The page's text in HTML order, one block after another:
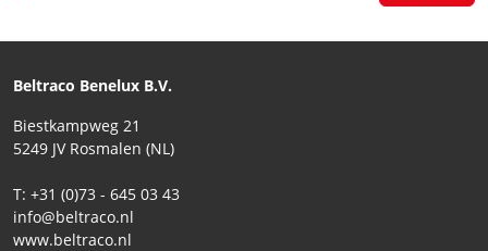
Beltraco Benelux B.V.
Biestkampweg 21
5249 JV Rosmalen (NL)
T: +31 (0)73 - 645 03 43
info@beltraco.nl
www.beltraco.nl